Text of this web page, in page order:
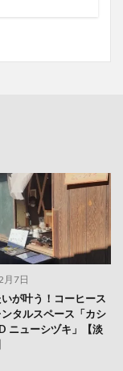
月7日
が叶う！コーヒース
タルスペース「カシ
ニューシヅキ」【淡